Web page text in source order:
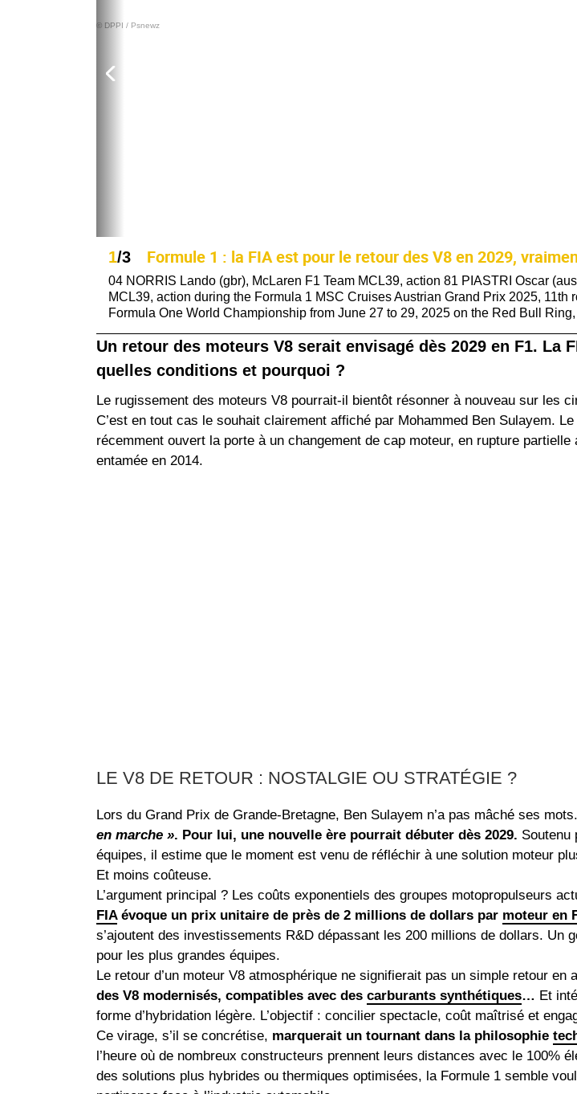
© DPPI / Psnewz
1/3 Formule 1 : la FIA est pour le retour des V8 en 2029,
04 NORRIS Lando (gbr), McLaren F1 Team MCL39, action 81 PIASTRI Oscar
MCL39, action during the Formula 1 MSC Cruises Austrian Grand Prix 2025, 11th
Formula One World Championship from June 27 to 29, 2025 on the Red Bull
Un retour des moteurs V8 serait envisagé dès 2029 en F1. La
quelles conditions et pourquoi ?
Le rugissement des moteurs V8 pourrait-il bientôt résonner à nouveau sur les
C’est en tout cas le souhait clairement affiché par Mohammed Ben Sulayem.
récemment ouvert la porte à un changement de cap moteur, en rupture partielle
entamée en 2014.
LE V8 DE RETOUR : NOSTALGIE OU STRATÉGIE ?
Lors du Grand Prix de Grande-Bretagne, Ben Sulayem n’a pas mâché ses mots.
en marche ». Pour lui, une nouvelle ère pourrait débuter dès 2029. Soutenu
équipes, il estime que le moment est venu de réfléchir à une solution moteur
Et moins coûteuse.
L’argument principal ? Les coûts exponentiels des groupes motopropulseurs
FIAévoque un prix unitaire de près de 2 millions de dollars par moteur en
s’ajoutent des investissements R&D dépassant les 200 millions de dollars. Un
pour les plus grandes équipes.
Le retour d’un moteur V8 atmosphérique ne signifierait pas un simple retour en
des V8 modernisés, compatibles avec des carburants synthétiques… Et
forme d’hybridation légère. L’objectif : concilier spectacle, coût maîtrisé et
Ce virage, s’il se concrétise, marquerait un tournant dans la philosophie
l’heure où de nombreux constructeurs prennent leurs distances avec le 100%
des solutions plus hybrides ou thermiques optimisées, la Formule 1 semble